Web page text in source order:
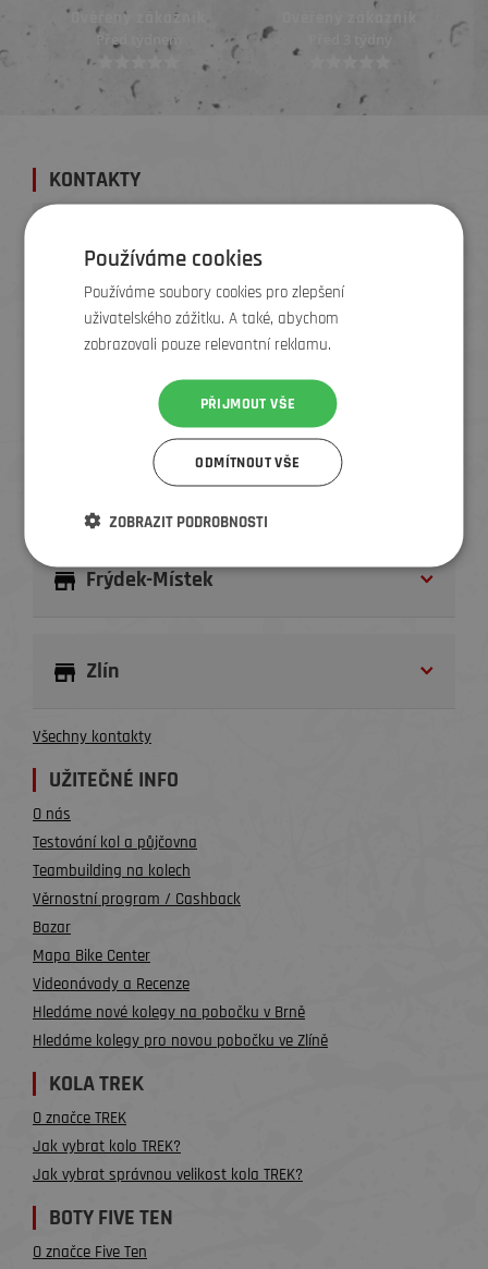
Ověřený zákazník
Před týdnem
KONTAKTY
reklamace
+420 724 366 440
info@elementstore.cz
PRODEJNY, SERVIS A TESTCENTRUM
Frýdek-Místek
Zlín
Všechny kontakty
UŽITEČNÉ INFO
O nás
Testování kol a půjčovna
Teambuilding na kolech
Věrnostní program / Cashback
Bazar
Mapa Bike Center
Videonávody a Recenze
Hledáme nové kolegy na pobočku v Brně
Hledáme kolegy pro novou pobočku ve Zlíně
KOLA TREK
O značce TREK
Jak vybrat kolo TREK?
Jak vybrat správnou velikost kola TREK?
BOTY FIVE TEN
O značce Five Ten
Používáme cookies
Používáme soubory cookies pro zlepšení
uživatelského zážitku. A také, abychom
zobrazovali pouze relevantní reklamu.
PŘIJMOUT VŠE
ODMÍTNOUT VŠE
ZOBRAZIT PODROBNOSTI